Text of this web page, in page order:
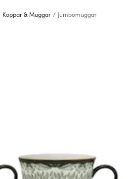
Koppar & Muggar / Jumbomuggar